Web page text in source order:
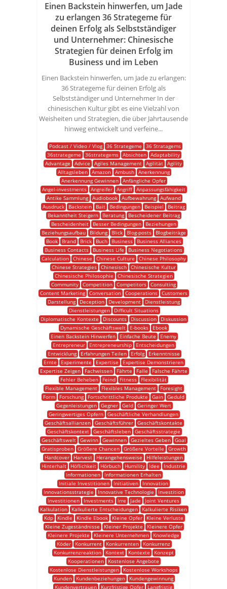
Einen Backstein hinwerfen, um Jade
zu erlangen 36 Strategeme für
deinen Erfolg als Selbstständiger
und Unternehmer: Chinesische
Strategien für deinen Erfolg im
Business und im Leben
Einen Backstein hinwerfen, um Jade zu erlangen:
36 Strategeme für deinen Erfolg als
Selbstständiger und Unternehmer In der
chinesischen Kultur gibt es eine Vielzahl von
Weisheiten und Strategien, die über Jahrtausende
hinweg entwickelt und verfeine...
Podcast / Video / Vlog 36 Strategeme
36 Stratagems
36strategeme
36strategems Absichten Adaptability
Advantage
Advice Agiles Management Agilität Agility
Alltagsleben
Amazon Ambush
Anerkennung
Anerkennung Gewinnen Anfängliche Opfer
Angel-investments
Angreifer Angriff
Anpassungsfähigkeit
Antike Sammlung
Audiobook Aufbewahrung
Aufwand
Ausdruck
Backstein Bait Bedingungen Beispiel
Beitrag
Bekanntheit Steigern
Beratung
Bescheidener Beitrag
Bescheidenheit
Besser Bedingungen
Beziehungen
Beziehungsaufbau
Bildung Blick Blog-posts
Blogbeiträge
Book
Brand Brick Buch Business
Business Alliances
Business Contacts
Business Life
Business Negotiations
Calculation
Chinese Chinese Culture
Chinese Philosophy
Chinese Strategies
Chinesisch
Chinesische Kultur
Chinesische Philosophie
Chinesische Strategien
Community Competition Competitors Consulting
Content Marketing
Conversation Cooperations
Customers
Darstellung
Deception Development
Dienstleistung
Dienstleistungen
Difficult Situations
Diplomatische Kontexte
Discounts Discussion
Diskussion
Dynamische Geschäftswelt
E-books
Ebook
Einen Backstein Hinwerfen
Einfache Beute
Enemy
Entrepreneur
Entrepreneurship
Entscheidungen
Entwicklung
Erfahrungen Teilen Erfolg
Erkenntnisse
Ernte
Experimente Expertise
Expertise Demonstrieren
Expertise Zeigen
Fachwissen Fährte Falle
Falsche Fährte
Fehler Beheben
Feind Fitness
Flexibilität
Flexible Management
Flexibles Management
Foresight
Form
Forschung Fortschrittliche Produkte Gain
Geduld
Gegenleistungen
Gegner Geld
Geringer Wert
Geringwertiges Opfern Geschäftliche Verhandlungen
Geschäftsallianzen Geschäftsführer Geschäftskontakte
Geschäftskontext
Geschäftsleben
Geschäftsstrategie
Geschäftswelt
Gewinn Gewinnen Gezieltes Geben
Goal
Gratisproben
Größere Chancen Größere Vorteile
Growth
Hardcover
Harvest Herangehensweise
Hilfeleistungen
Hinterhalt
Höflichkeit Hörbuch Humility Idee
Industrie
Informationen
Informationen Erhalten
Initiale Investitionen
Initiativen
Innovation
Innovationsstrategie
Innovative Technologie
Investition
Investitionen
Investments Irre Jade
Joint Ventures
Kalkulation
Kalkulierte Entscheidungen
Kalkulierte Risiken
Kdp
Kindle Kindle Ebook Kleine Opfer
Kleine Verluste
Kleine Zugeständnisse
Kleiner Projekte
Kleinere Opfer
Kleinere Projekte
Kleinere Unternehmen
Knowledge
Köder
Konkurrent Konkurrenten
Konkurrenz
Konkurrenzreaktion
Kontext Kontexte
Konzept
Kooperationen
Kostenlose Angebote
Kostenlose Dienstleistungen
Kostenlose Workshops
Kunden
Kundenbeziehungen
Kundengewinnung
Kundenvertrauen
Kurzfristige Opfer Langfristig